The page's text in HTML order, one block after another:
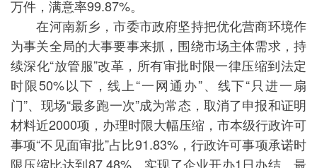
万件，满意率99.87%。
在河南新乡，市委市政府坚持把优化营商环境作
为事关全局的大事要事来抓，围绕市场主体需求，持
续深化“放管服”改革，所有审批时限一律压缩到法定
时限50%以下，线上“一网通办”、线下“只进一扇
门”、现场“最多跑一次”成为常态，取消了申报和证明
材料近2000项，办理时限大幅压缩，市本级行政许可
事项“不见面审批”占比91.83%，行政许可事项承诺时
限压缩比达到87.48%，实现了企业开办1日办结、最